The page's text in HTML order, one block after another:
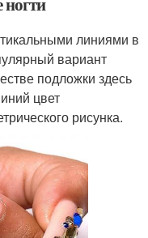
линиями в
вариант
подложки здесь
цвет
рисунка.